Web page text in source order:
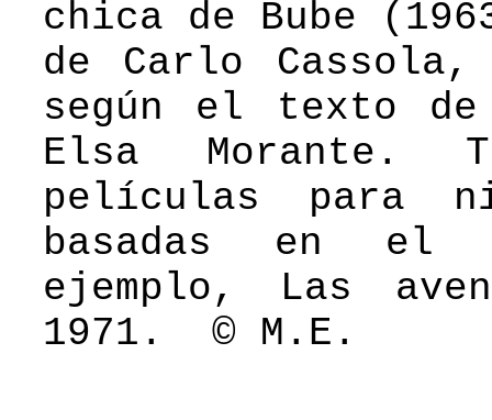
chica de Bube
de Carlo
según el texto
Elsa Morante.
películas para
basadas en el
ejemplo, Las
1971. © M.E.